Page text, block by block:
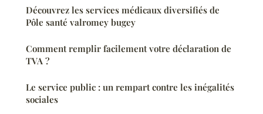
Découvrez les services médicaux diversifiés de
Pôle santé valromey bugey
Comment remplir facilement votre déclaration de
TVA ?
Le service public : un rempart contre les inégalités
sociales